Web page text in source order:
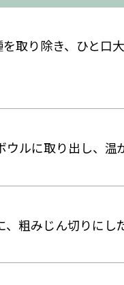
取り除き、ひと
ルに取り出し、温
、粗みじん切りにし